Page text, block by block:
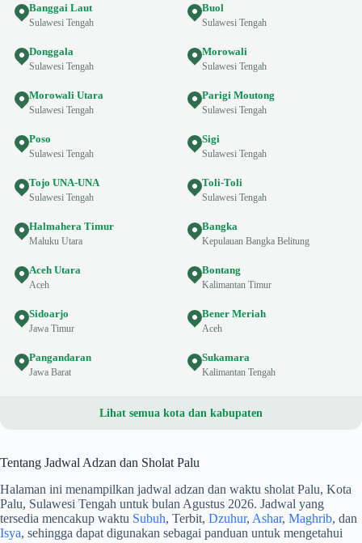
Banggai Laut
Sulawesi Tengah
Buol
Sulawesi Tengah
Donggala
Sulawesi Tengah
Morowali
Sulawesi Tengah
Morowali Utara
Sulawesi Tengah
Parigi Moutong
Sulawesi Tengah
Poso
Sulawesi Tengah
Sigi
Sulawesi Tengah
Tojo UNA-UNA
Sulawesi Tengah
Toli-Toli
Sulawesi Tengah
Halmahera Timur
Maluku Utara
Bangka
Kepulauan Bangka Belitung
Aceh Utara
Aceh
Bontang
Kalimantan Timur
Sidoarjo
Jawa Timur
Bener Meriah
Aceh
Pangandaran
Jawa Barat
Sukamara
Kalimantan Tengah
Lihat semua kota dan kabupaten
Tentang Jadwal Adzan dan Sholat Palu
Halaman ini menampilkan jadwal adzan dan waktu sholat Palu, Kota
Palu, Sulawesi Tengah untuk bulan Agustus 2026. Jadwal yang
tersedia mencakup waktu Subuh, Terbit, Dzuhur, Ashar, Maghrib, dan
Isya, sehingga dapat digunakan sebagai panduan untuk mengetahui